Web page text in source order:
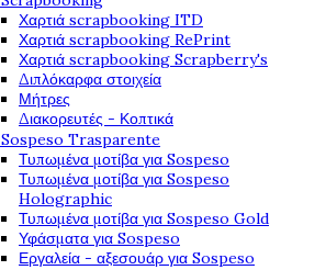
Χαρτιά scrapbooking ITD
Χαρτιά scrapbooking RePrint
Χαρτιά scrapbooking Scrapberry's
Διπλόκαρφα στοιχεία
Μήτρες
Διακορευτές - Κοπτικά
Sospeso Trasparente
Τυπωμένα μοτίβα για Sospeso
Τυπωμένα μοτίβα για Sospeso
Holographic
Τυπωμένα μοτίβα για Sospeso Gold
Υφάσματα για Sospeso
Εργαλεία - αξεσουάρ για Sospeso